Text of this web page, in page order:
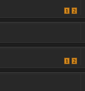
1 2
1 2